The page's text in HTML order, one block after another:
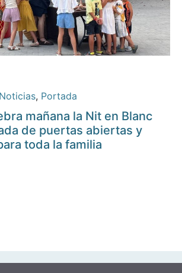
Noticias, Portada
mañana la Nit en Blanc
de puertas abiertas y
toda la familia